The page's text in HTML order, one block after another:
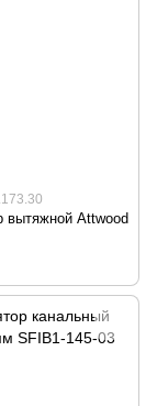
вытяжной Attwood